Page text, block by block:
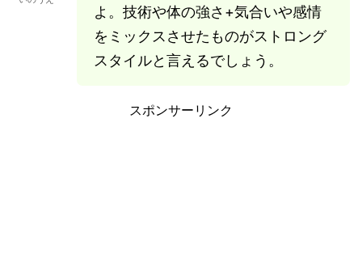
よ。技術や体の強さ+気合いや感情
をミックスさせたものがストロング
スタイルと言えるでしょう。
スポンサーリンク